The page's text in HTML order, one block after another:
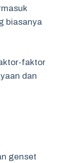
biasanya
faktor
dan
genset